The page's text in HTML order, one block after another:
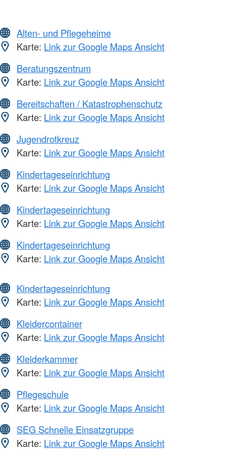
Alten- und Pflegeheime
Karte: Link zur Google Maps Ansicht
Beratungszentrum
Karte: Link zur Google Maps Ansicht
Bereitschaften / Katastrophenschutz
Karte: Link zur Google Maps Ansicht
Jugendrotkreuz
Karte: Link zur Google Maps Ansicht
Kindertageseinrichtung
Karte: Link zur Google Maps Ansicht
Kindertageseinrichtung
Karte: Link zur Google Maps Ansicht
Kindertageseinrichtung
Karte: Link zur Google Maps Ansicht
Kindertageseinrichtung
Karte: Link zur Google Maps Ansicht
Kleidercontainer
Karte: Link zur Google Maps Ansicht
Kleiderkammer
Karte: Link zur Google Maps Ansicht
Pflegeschule
Karte: Link zur Google Maps Ansicht
SEG Schnelle Einsatzgruppe
Karte: Link zur Google Maps Ansicht